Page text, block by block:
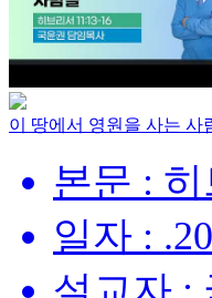
이 땅에서 영원을 사는 사
본문 :
일자 :